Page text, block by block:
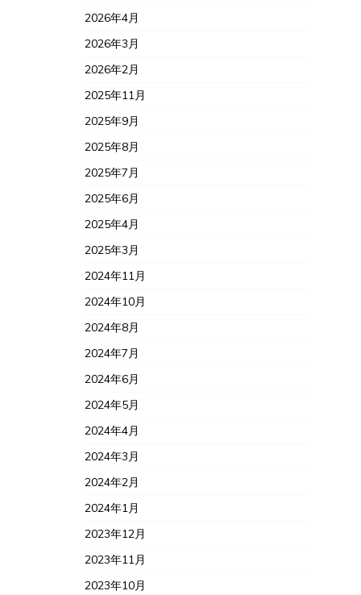
2026年4月
2026年3月
2026年2月
2025年11月
2025年9月
2025年8月
2025年7月
2025年6月
2025年4月
2025年3月
2024年11月
2024年10月
2024年8月
2024年7月
2024年6月
2024年5月
2024年4月
2024年3月
2024年2月
2024年1月
2023年12月
2023年11月
2023年10月